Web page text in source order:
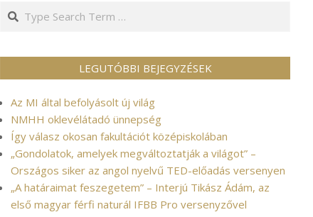
Search
LEGUTÓBBI BEJEGYZÉSEK
Az MI által befolyásolt új világ
NMHH oklevélátadó ünnepség
Így válasz okosan fakultációt középiskolában
„Gondolatok, amelyek megváltoztatják a világot” –
Országos siker az angol nyelvű TED-előadás versenyen
„A határaimat feszegetem” – Interjú Tikász Ádám, az
első magyar férfi naturál IFBB Pro versenyzővel